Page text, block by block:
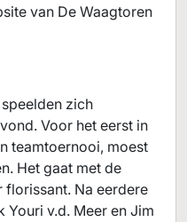
van De Waagtoren
zich
Voor het eerst in
teamtoernooi, moest
Het gaat met de
Na eerdere
v.d. Meer en Jim